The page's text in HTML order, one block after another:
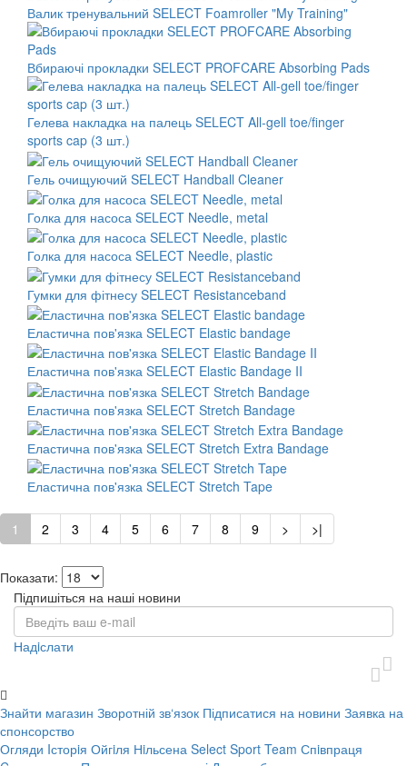
Валик тренувальний SELECT Foamroller "My Training"
Вбираючі прокладки SELECT PROFCARE Absorbing Pads
Гелева накладка на палець SELECT All-gell toe/finger
sports cap (3 шт.)
Гель очищуючий SELECT Handball Cleaner
Голка для насоса SELECT Needle, metal
Голка для насоса SELECT Needle, plastic
Гумки для фітнесу SELECT Resistanceband
Еластична пов'язка SELECT Elastic bandage
Еластична пов'язка SELECT Elastic Bandage II
Еластична пов'язка SELECT Stretch Bandage
Еластична пов'язка SELECT Stretch Extra Bandage
Еластична пов'язка SELECT Stretch Tape
1 2 3 4 5 6 7 8 9 > >|
Показати:
Підпишіться на наші новини
Надiслати
Знайти магазин Зворотній зв‘язок Підписатися на новини Заявка на
спонсорство
Огляди Iсторiя Ойгiля Нiльсена Select Sport Team Спiвпраця